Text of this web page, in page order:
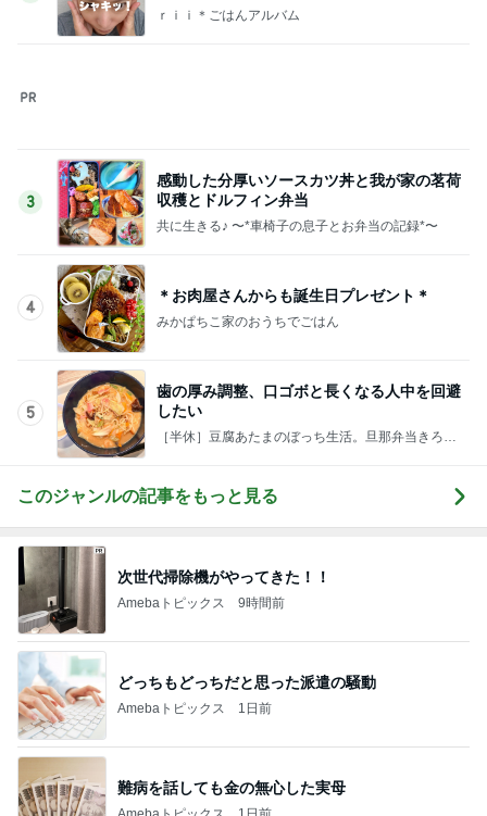
［半休］豆腐あたまのぼっち生活。旦那弁当きろく
次世代掃除機がやってきた！！
Amebaトピックス 9時間前
どっちもどっちだと思った派遣の騒動
Amebaトピックス 1日前
難病を話しても金の無心した実母
Amebaトピックス 1日前
Amebaトピックス 1日前
赤ちゃんを抱っこしながら用紙記入
Amebaトピックス 1日前